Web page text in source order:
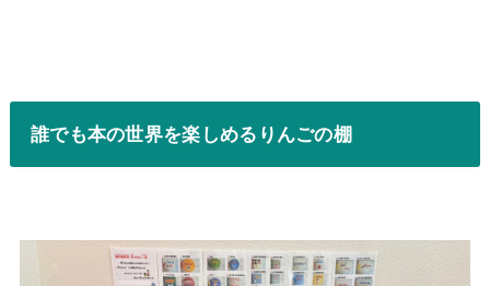
誰でも本の世界を楽しめるりんごの棚